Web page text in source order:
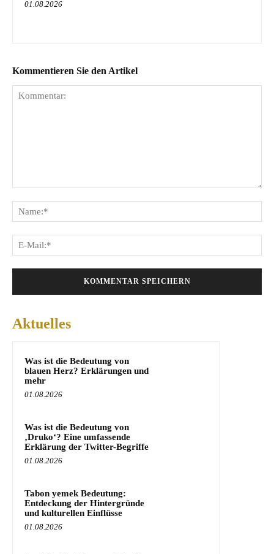
01.08.2026
Kommentieren Sie den Artikel
Aktuelles
Was ist die Bedeutung von
blauen Herz? Erklärungen und
mehr
01.08.2026
Was ist die Bedeutung von
‚Druko‘? Eine umfassende
Erklärung der Twitter-Begriffe
01.08.2026
Tabon yemek Bedeutung:
Entdeckung der Hintergründe
und kulturellen Einflüsse
01.08.2026